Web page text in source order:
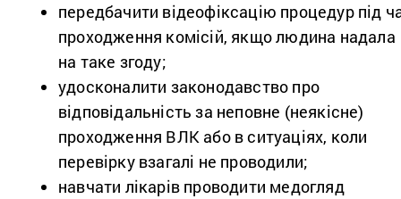
передбачити відеофіксацію процедур під
проходження комісій, якщо людина надала
на таке згоду;
удосконалити законодавство про
відповідальність за неповне (неякісне)
проходження ВЛК або в ситуаціях, коли
перевірку взагалі не проводили;
навчати лікарів проводити медогляд